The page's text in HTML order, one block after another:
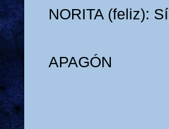
NORITA (feliz):
APAGÓN